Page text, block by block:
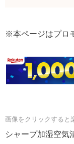
※本ページはプロ
画像をクリックすると
シャープ加湿空気